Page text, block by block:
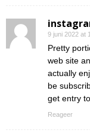
9 juni 2022 at
Pretty
web site
actually
be
get entry
Reageer